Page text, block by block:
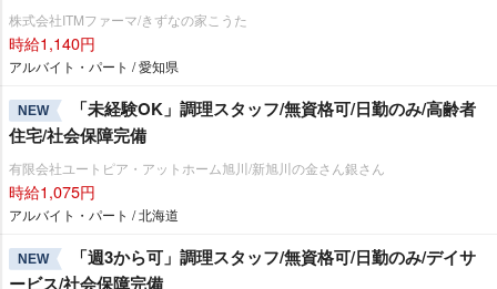
株式会社ITMファーマ/きずなの家こうた
時給1,140円
アルバイト・パート / 愛知県
NEW
「未経験OK」調理スタッフ/無資格可/日勤のみ/高齢者
住宅/社会保障完備
有限会社ユートピア・アットホーム旭川/新旭川の金さん銀さん
時給1,075円
アルバイト・パート / 北海道
NEW
「週3から可」調理スタッフ/無資格可/日勤のみ/デイサ
ービス/社会保障完備